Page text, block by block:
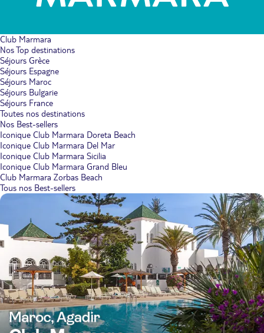
Club Marmara
Nos Top destinations
Séjours Grèce
Séjours Espagne
Séjours Maroc
Séjours Bulgarie
Séjours France
Toutes nos destinations
Nos Best-sellers
Iconique Club Marmara Doreta Beach
Iconique Club Marmara Del Mar
Iconique Club Marmara Sicilia
Iconique Club Marmara Grand Bleu
Club Marmara Zorbas Beach
Tous nos Best-sellers